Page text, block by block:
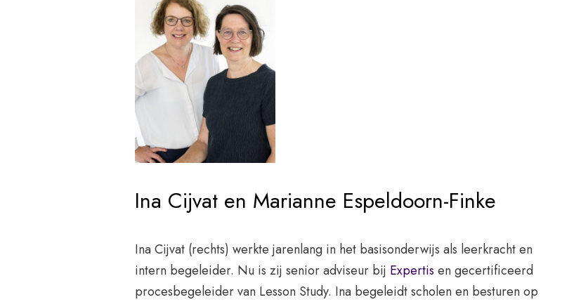
Ina Cijvat en Marianne Espeldoorn-Finke
Ina Cijvat (rechts) werkte jarenlang in het basisonderwijs als leerkracht en
intern begeleider. Nu is zij senior adviseur bij Expertis en gecertificeerd
procesbegeleider van Lesson Study. Ina begeleidt scholen en besturen op